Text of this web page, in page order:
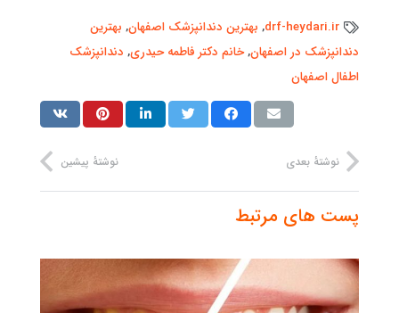
drf-heydari.ir
, بهترین دندانپزشک اصفهان, بهترین
دندانپزشک در اصفهان,خانم دکتر فاطمه حیدری, دندانپزشک
اطفال اصفهان
نوشتهٔ پیشین نوشتهٔ بعدی
پست های مرتبط